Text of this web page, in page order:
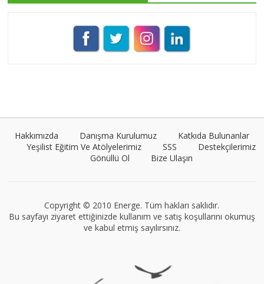
Pınar Demirkan
Tüm yazıları görüntüle
Hakkımızda Danışma Kurulumuz
Katkıda Bulunanlar
Yeşilist Eğitim Ve Atölyelerimiz
SSS
Destekçilerimiz
Gönüllü Ol
Bize Ulaşın
Copyright © 2010 Energe. Tüm hakları saklıdır.
Bu sayfayı ziyaret ettiğinizde kullanım ve satış koşullarını okumuş
ve kabul etmiş sayılırsınız.